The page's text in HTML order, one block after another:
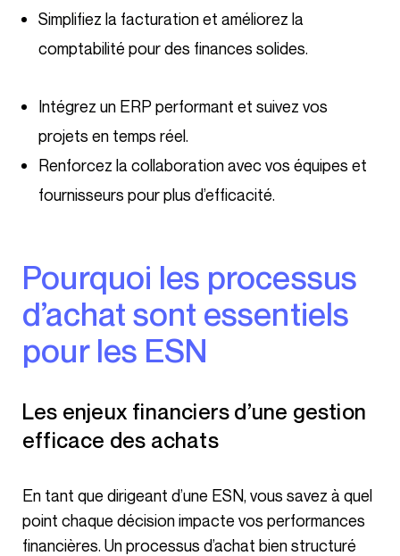
Simplifiez la facturation et améliorez la
comptabilité pour des finances solides.
Intégrez un ERP performant et suivez vos
projets en temps réel.
Renforcez la collaboration avec vos équipes et
fournisseurs pour plus d’efficacité.
Pourquoi les processus
d’achat sont essentiels
pour les ESN
Les enjeux financiers d’une gestion
efficace des achats
En tant que dirigeant d’une ESN, vous savez à quel
point chaque décision impacte vos performances
financières. Un processus d’achat bien structuré